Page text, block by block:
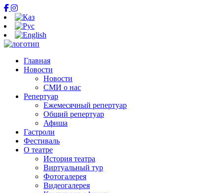
Главная
Новости
Новости
СМИ о нас
Репертуар
Ежемесячный репертуар
Общий репертуар
Афиша
Гастроли
Фестиваль
О театре
История театра
Виртуальный тур
Фотогалерея
Видеогалерея